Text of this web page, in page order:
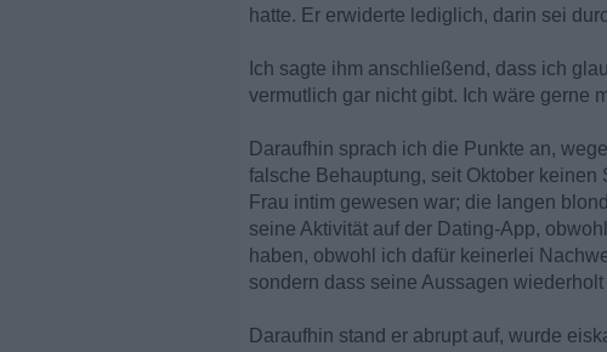
hatte. Er erwiderte lediglich, darin sei
Ich sagte ihm anschließend, dass ich
vermutlich gar nicht gibt. Ich wäre gerne
Daraufhin sprach ich die Punkte an,
falsche Behauptung, seit Oktober
Frau intim gewesen war; die langen
seine Aktivität auf der Dating-App,
haben, obwohl ich dafür keinerlei
sondern dass seine Aussagen
Daraufhin stand er abrupt auf, wurde